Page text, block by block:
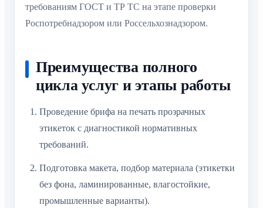
требованиям ГОСТ и ТР ТС на этапе проверки
Роспотребнадзором или Россельхознадзором.
Преимущества полного
цикла услуг и этапы работы
Проведение брифа на печать прозрачных
этикеток с диагностикой нормативных
требований.
Подготовка макета, подбор материала (этикетки
без фона, ламинированные, влагостойкие,
промышленные варианты).